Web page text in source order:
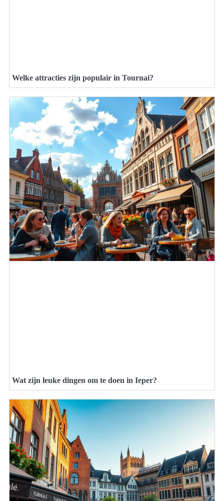
Welke attracties zijn populair in Tournai?
Wat zijn leuke dingen om te doen in Ieper?